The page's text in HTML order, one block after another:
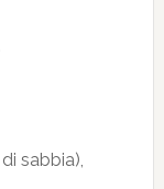
sabbia),